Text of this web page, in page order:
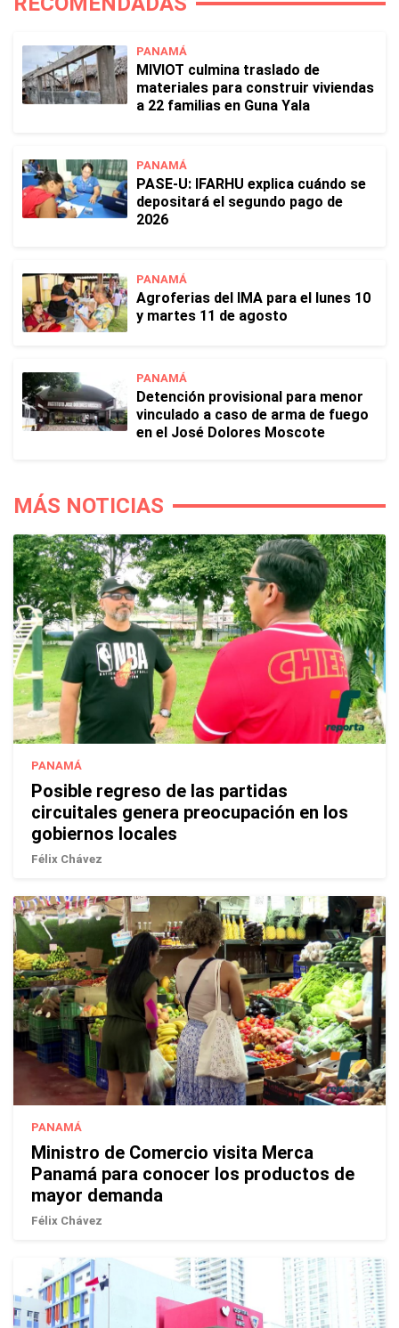
PANAMÁ
MIVIOT culmina traslado de
materiales para construir viviendas
a 22 familias en Guna Yala
PANAMÁ
PASE-U: IFARHU explica cuándo se
depositará el segundo pago de
2026
PANAMÁ
Agroferias del IMA para el lunes 10
y martes 11 de agosto
PANAMÁ
Detención provisional para menor
vinculado a caso de arma de fuego
en el José Dolores Moscote
MÁS NOTICIAS
PANAMÁ
Posible regreso de las partidas
circuitales genera preocupación en los
gobiernos locales
Félix Chávez
PANAMÁ
Ministro de Comercio visita Merca
Panamá para conocer los productos de
mayor demanda
Félix Chávez